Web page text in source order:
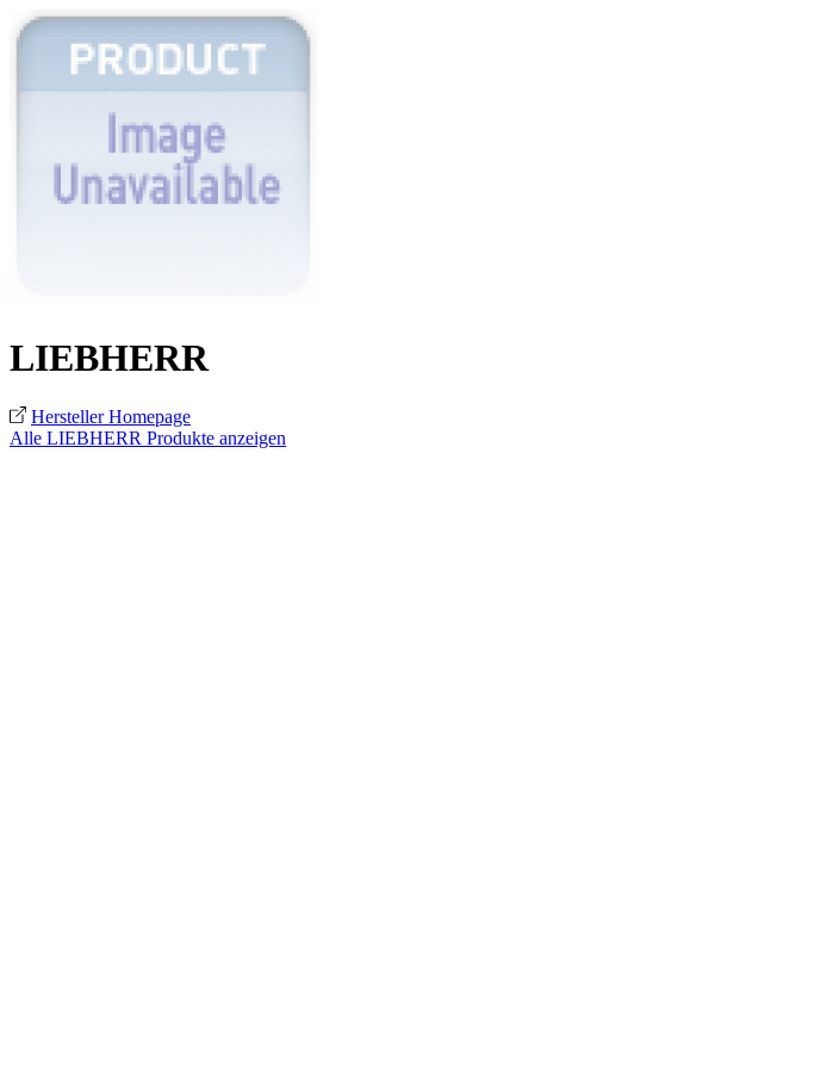
LIEBHERR
Hersteller Homepage
Alle LIEBHERR Produkte anzeigen